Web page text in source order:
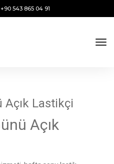
543 865 04 91
Açık Lastikçi
Açık